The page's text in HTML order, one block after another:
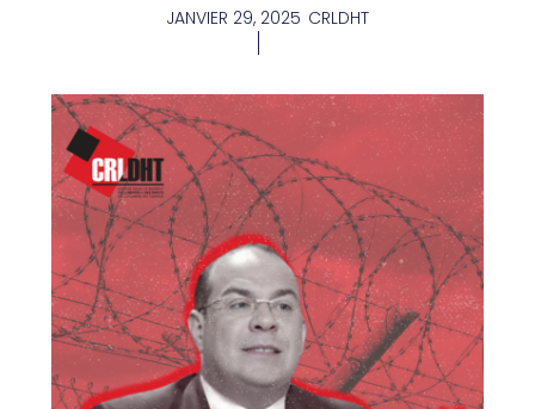
JANVIER 29, 2025 CRLDHT